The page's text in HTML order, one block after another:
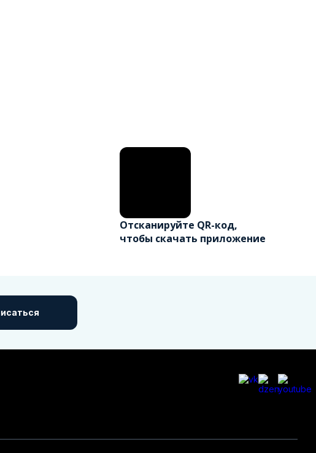
Отсканируйте QR-код,
чтобы скачать приложение